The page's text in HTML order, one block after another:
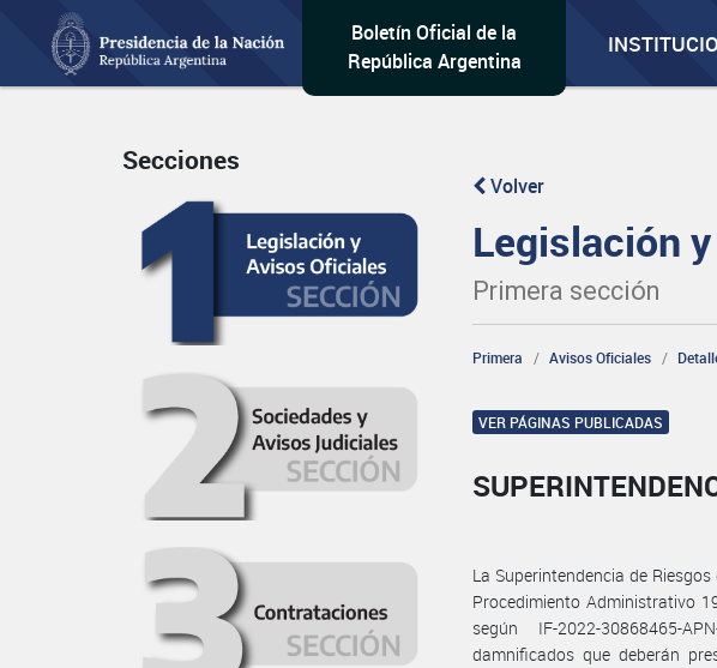
Boletín Oficial de la
República Argentina
Secciones
Volver
Legislación
Primera sección
Primera Avisos Oficiales
VER PÁGINAS PUBLICADAS
La Superintendencia de
Procedimiento Administrativo
según IF-2022-30868465-
damnificados que deberán